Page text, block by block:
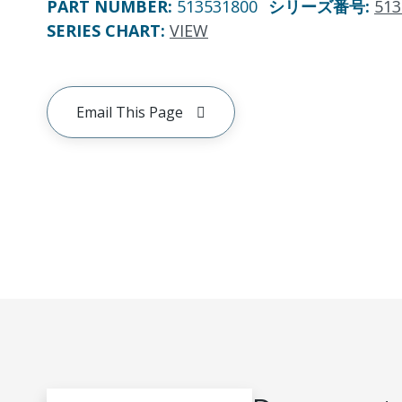
PART NUMBER: 513531800 シリーズ番号:
SERIES CHART: VIEW
Email This Page